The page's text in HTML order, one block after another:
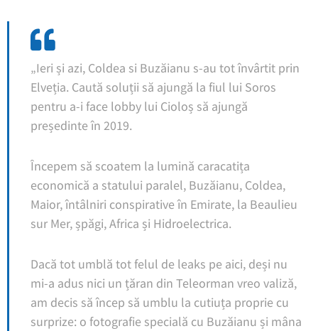
„Ieri și azi, Coldea si Buzăianu s-au tot învârtit prin
Elveția. Caută soluții să ajungă la fiul lui Soros
pentru a-i face lobby lui Cioloș să ajungă
președinte în 2019.
Începem să scoatem la lumină caracatița
economică a statului paralel, Buzăianu, Coldea,
Maior, întâlniri conspirative în Emirate, la Beaulieu
sur Mer, șpăgi, Africa și Hidroelectrica.
Dacă tot umblă tot felul de leaks pe aici, deși nu
mi-a adus nici un țăran din Teleorman vreo valiză,
am decis să încep să umblu la cutiuța proprie cu
surprize: o fotografie specială cu Buzăianu și mâna